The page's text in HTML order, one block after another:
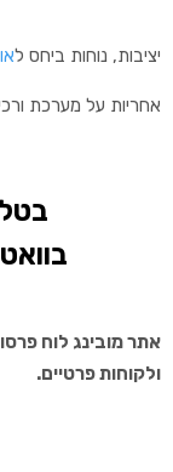
יציבות, נוחות ביחס ל
אחריות על מערכת
אתר מובינג לוח
ולקוחות פרטיים.